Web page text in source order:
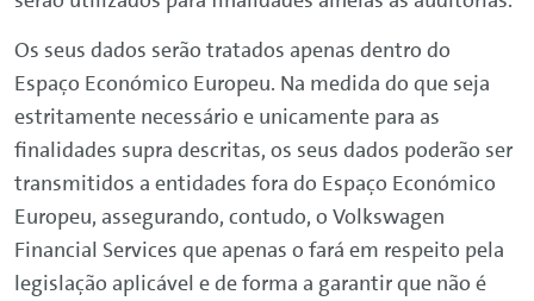
Os seus dados serão tratados apenas dentro do
Espaço Económico Europeu. Na medida do que seja
estritamente necessário e unicamente para as
finalidades supra descritas, os seus dados poderão ser
transmitidos a entidades fora do Espaço Económico
Europeu, assegurando, contudo, o Volkswagen
Financial Services que apenas o fará em respeito pela
legislação aplicável e de forma a garantir que não é